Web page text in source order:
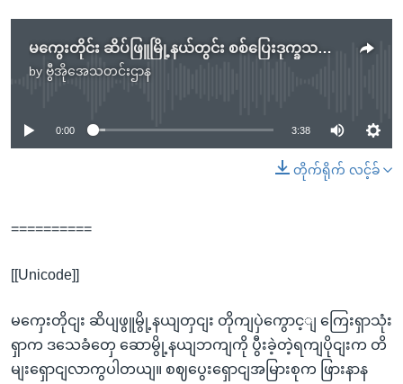
မကွေးတိုင်း ဆိပ်ဖြူမြို့နယ်တွင်း စစ်ပြေးဒုက္ခသည်များ ဆောမြို့နယ်ထဲခိုလှုံ.mp3
by ဗွီအိုအေသတင်းဌာန
No media source currently available
0:00 3:38
တိုက်ရိုက် လင့်ခ်
==========
[[Unicode]]
မကှေးတိုငျး ဆိပျဖွူမွို့နယျတှငျး တိုကျပှဲကွောင့ျ ကြေးရှာသုံး
ရှာက ဒသေခံတှေ ဆောမွို့နယျဘကျကို ပွီးခဲ့တဲ့ရကျပိုငျးက တိ
မျးရှောငျလာကွပါတယျ။ စဈပွေးရှောငျအမြားစုက ဖြားနာန